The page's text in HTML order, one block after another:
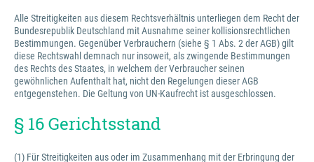
Alle Streitigkeiten aus diesem Rechtsverhältnis unterliegen dem Recht der
Bundesrepublik Deutschland mit Ausnahme seiner kollisionsrechtlichen
Bestimmungen. Gegenüber Verbrauchern (siehe § 1 Abs. 2 der AGB) gilt
diese Rechtswahl demnach nur insoweit, als zwingende Bestimmungen
des Rechts des Staates, in welchem der Verbraucher seinen
gewöhnlichen Aufenthalt hat, nicht den Regelungen dieser AGB
entgegenstehen. Die Geltung von UN-Kaufrecht ist ausgeschlossen.
§ 16 Gerichtsstand
(1) Für Streitigkeiten aus oder im Zusammenhang mit der Erbringung der